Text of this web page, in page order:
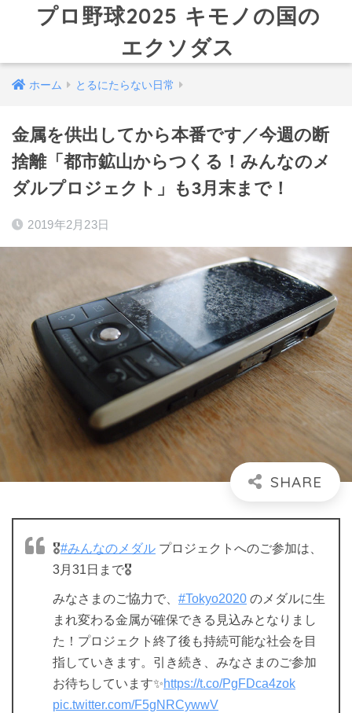
プロ野球2025 キモノの国の
エクソダス
ホーム とるにたらない日常
金属を供出してから本番です／今週の断
捨離「都市鉱山からつくる！みんなのメ
ダルプロジェクト」も3月末まで！
2019年2月23日
🎖#みんなのメダル プロジェクトへのご参加は、
3月31日まで🎖
みなさまのご協力で、 #Tokyo2020 のメダルに生
まれ変わる金属が確保できる見込みとなりまし
た！プロジェクト終了後も持続可能な社会を目
指していきます。引き続き、みなさまのご参加
お待ちしています✨https://t.co/PgFDca4zok
pic.twitter.com/F5gNRCywwV